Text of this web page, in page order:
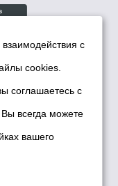
политики мэрии
с
cookies.
соглашаетесь с
. Вы всегда можете
вашего